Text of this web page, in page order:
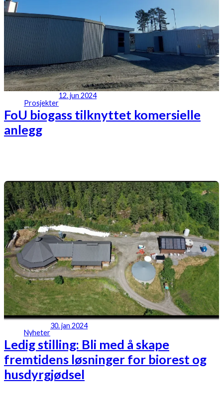
Prosjekter
12. jun 2024
FoU biogass tilknyttet komersielle
anlegg
Nyheter
30. jan 2024
Ledig stilling: Bli med å skape
fremtidens løsninger for biorest og
husdyrgjødsel